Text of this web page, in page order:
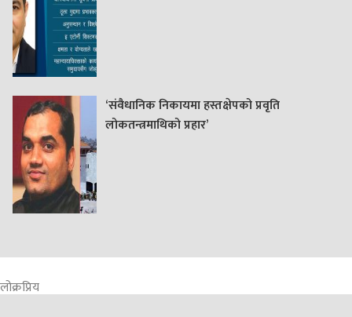
‘संवैधानिक निकायमा हस्तक्षेपको प्रवृति
लोकतन्त्रमाथिको प्रहार’
लोक्रप्रिय